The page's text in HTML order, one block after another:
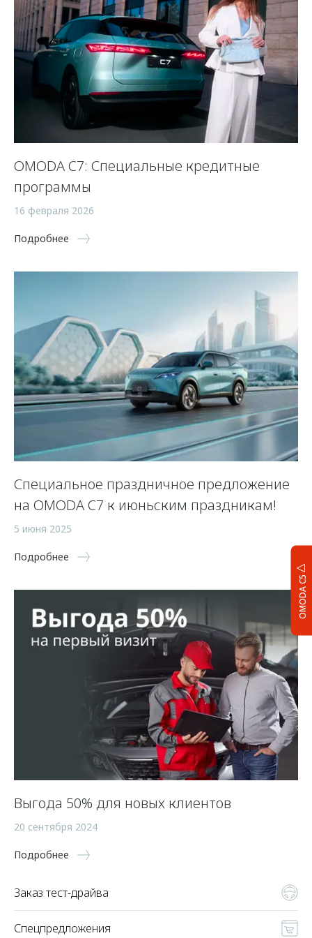
OMODA C5
OMODA C7: Специальные кредитные
программы
16 февраля 2026
Подробнее
Специальное праздничное предложение
на OMODA C7 к июньским праздникам!
5 июня 2025
Подробнее
Выгода 50% для новых клиентов
20 сентября 2024
Подробнее
Заказ тест-драйва
Спецпредложения